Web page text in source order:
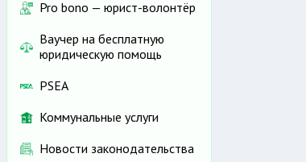
Pro bono — юрист-волонтёр
Ваучер на бесплатную
юридическую помощь
PSEA
Коммунальные услуги
Новости законодательства